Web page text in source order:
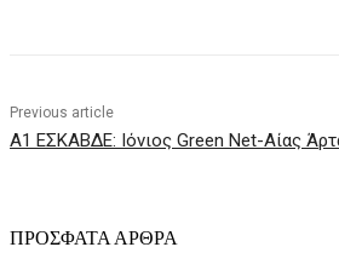
Previous article
Α1 ΕΣΚΑΒΔΕ: Ιόνιος Green Net-Αίας
ΠΡΟΣΦΑΤΑ ΑΡΘΡΑ